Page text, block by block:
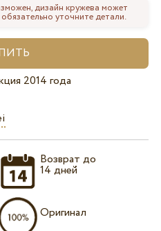
дизайн кружева может
уточните детали.
2014 года
Возврат до
14 дней
Оригинал